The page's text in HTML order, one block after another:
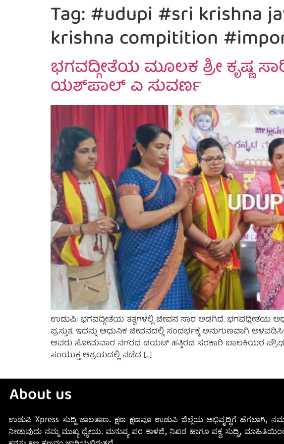
Tag:#udupi #sri krishna
krishna compitition
ಭಗವದ್ಗೀತೆಯ ಮೂಲಕ ಶ್ರೀ ಕೃಷ್ಣ
ಯಶ್‌ಪಾಲ್ ಎ ಸುವರ್ಣ
ಉಡುಪಿ: ಭಗವದ್ಗೀತೆಯ ತತ್ವಗಳಲ್ಲಿ ಜೀವನ ಸಾರ ಅಡಗಿದೆ. ಭಗವಧ್ಗೀತೆಯ
ಪ್ರಸ್ತುತ. ಇದನ್ನು ಆಧುನಿಕ ಜೀವನದಲ್ಲಿ ಸಂದರ್ಭಕ್ಕೆ ಅನುಗುಣವಾಗಿ
ಅವರು ಸೋಮವಾರ ನಗರದ ಡಯಟ್ ಹತ್ತಿರದ ಸರಕಾರಿ ಬಾಲಕಿಯರ
ಸಂಯುಕ್ತ ಆಶ್ರಯದಲ್ಲಿ ನಡೆದ […]
About us
ಉಡುಪಿ Xpress ಸುದ್ದಿ ಜಾಲತಾಣ. ಕ್ಷಣ ಕ್ಷಣವೂ ಉಡುಪಿ ಜಿಲ್ಲೆಯ ಅಭಿವೃದ್ಧಿಗೆ
ನೀಡುವುದು ನಮ್ಮ ಮುಖ್ಯ ಧ್ಯೇಯ. ಮನುಷ್ಯ ಪರ ಕಾಳಜಿ, ನಿಖರ ಹಾಗೂ ಪಕ್ವ ಸುದ್ದಿ,